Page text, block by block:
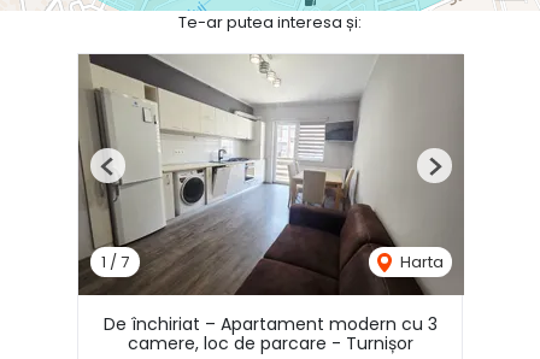
Te-ar putea interesa și:
1 /7 Harta
Previous Next
De închiriat – Apartament modern cu 3
camere, loc de parcare - Turnișor